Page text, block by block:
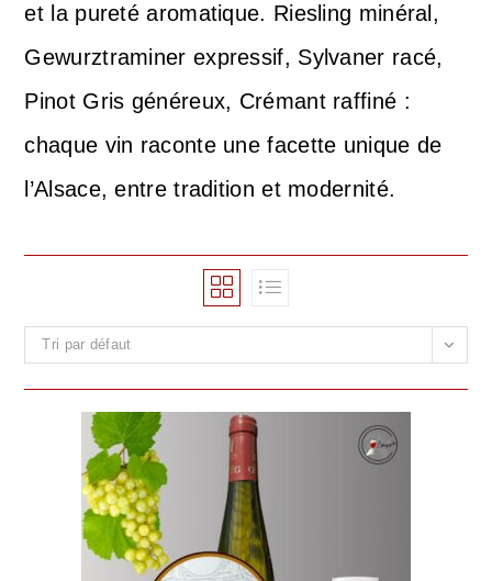
et la pureté aromatique. Riesling minéral,
Gewurztraminer expressif, Sylvaner racé,
Pinot Gris généreux, Crémant raffiné :
chaque vin raconte une facette unique de
l’Alsace, entre tradition et modernité.
Tri par défaut